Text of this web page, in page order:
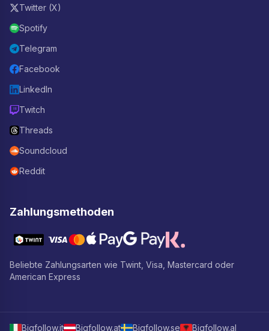
Twitter (X)
Spotify
Telegram
Facebook
LinkedIn
Twitch
Threads
Soundcloud
Reddit
Zahlungsmethoden
Beliebte Zahlungsarten wie Twint, Visa, Mastercard oder
American Express
Bigfollow.it Bigfollow.at Bigfollow.se Bigfollow.al